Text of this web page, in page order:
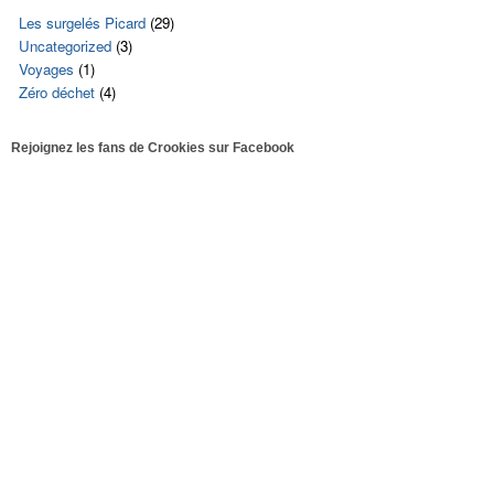
Les surgelés Picard (29)
Uncategorized (3)
Voyages (1)
Zéro déchet (4)
Rejoignez les fans de Crookies sur Facebook